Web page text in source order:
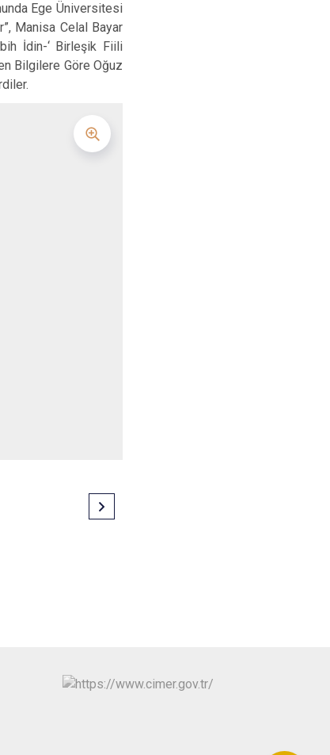
Ege Üniversitesi
Manisa Celal Bayar
İdin-‘ Birleşik Fiili
Bilgilere Göre Oğuz